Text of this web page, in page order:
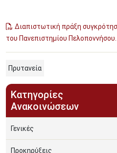
Διαπιστωτική πράξη
του Πανεπιστημίου Πελοποννήσου.
Πρυτανεία
Κατηγορίες
Ανακοινώσεων
Γενικές
Προκηρύξεις